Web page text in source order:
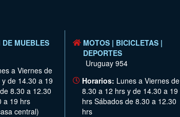
DE MUEBLES
a Viernes de
de 14.30 a 19
8.30 a 12.30
a 19 hrs
central)
MOTOS | BICICLETAS |
DEPORTES
Uruguay 954
Horarios: Lunes a Viernes de
8.30 a 12 hrs y de 14.30 a 19
hrs Sábados de 8.30 a 12.30
hrs